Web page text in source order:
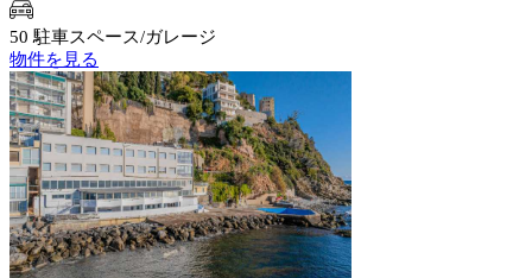
50 駐車スペース/ガレージ
物件を見る